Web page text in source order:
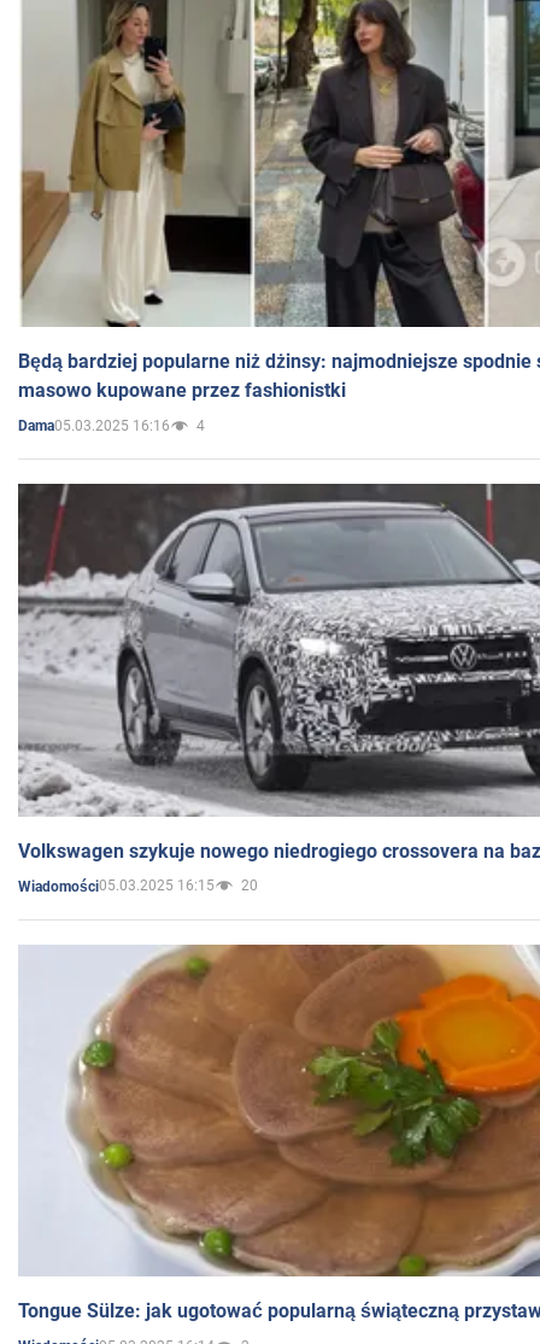
Będą bardziej popularne niż dżinsy: najmodniejsze spodnie
masowo kupowane przez fashionistki
Dama05.03.2025 16:16 4
Volkswagen szykuje nowego niedrogiego crossovera na
Wiadomości05.03.2025 16:15 20
Tongue Sülze: jak ugotować popularną świąteczną